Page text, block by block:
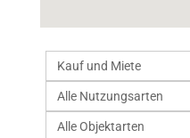
Kauf und Miete
Alle Nutzungsarten
Alle Objektarten